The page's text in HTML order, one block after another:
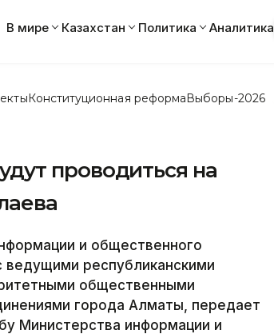
В мире Казахстан Политика Аналитика
Конституционная реформаВыборы-2026
проводиться на
и общественного
ведущими республиканскими
общественными
города Алматы, передает
Министерства информации и